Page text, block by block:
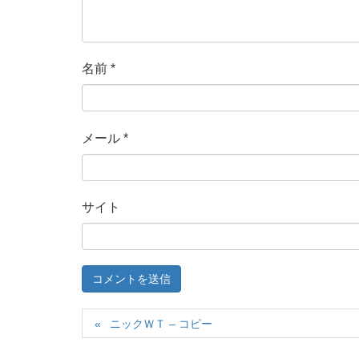
名前 *
メール *
サイト
ニックＷＴ – コピー